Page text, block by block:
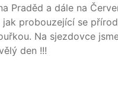
Praděd a dále na
probouzející se
Na sjezdovce
den !!!